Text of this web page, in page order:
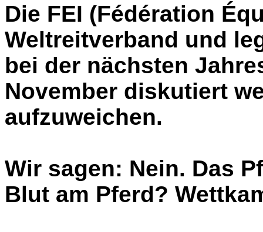
Die FEI (Fédération
Welt­reit­verband und
bei der nächsten
November diskutiert
aufzuweichen.
Wir sagen: Nein. Das
Blut am Pferd?